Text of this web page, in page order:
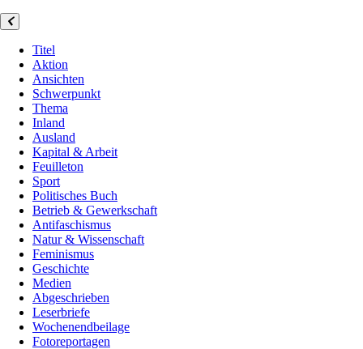
Titel
Aktion
Ansichten
Schwerpunkt
Thema
Inland
Ausland
Kapital & Arbeit
Feuilleton
Sport
Politisches Buch
Betrieb & Gewerkschaft
Antifaschismus
Natur & Wissenschaft
Feminismus
Geschichte
Medien
Abgeschrieben
Leserbriefe
Wochenendbeilage
Fotoreportagen